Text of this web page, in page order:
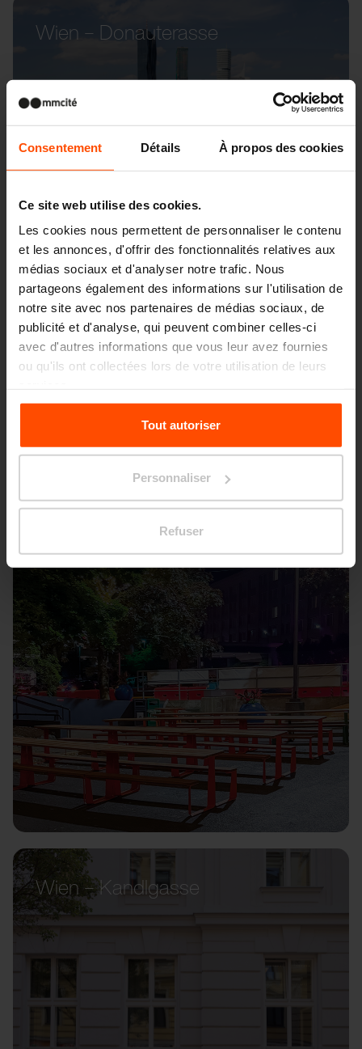
Consentement Détails À propos des cookies
Ce site web utilise des cookies.
Les cookies nous permettent de personnaliser le contenu
et les annonces, d'offrir des fonctionnalités relatives aux
médias sociaux et d'analyser notre trafic. Nous
partageons également des informations sur l'utilisation de
notre site avec nos partenaires de médias sociaux, de
publicité et d'analyse, qui peuvent combiner celles-ci
avec d'autres informations que vous leur avez fournies
ou qu'ils ont collectées lors de votre utilisation de leurs
Pour plus d'informations, veuillez consulter le
sitePrinciples Relating to the Processing Personal
Tout autoriser
Personnaliser
Refuser
Wien – Donauterasse
Seattle – Popup park
Wien – Kandlgasse